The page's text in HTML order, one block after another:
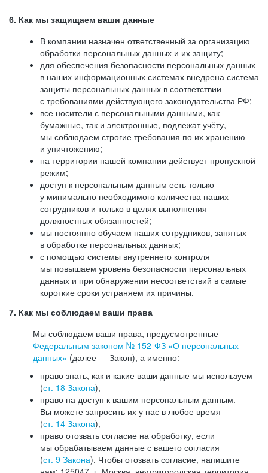
6. Как мы защищаем ваши данные
В компании назначен ответственный за организацию
обработки персональных данных и их защиту;
для обеспечения безопасности персональных данных
в наших информационных системах внедрена система
защиты персональных данных в соответствии
с требованиями действующего законодательства РФ;
все носители с персональными данными, как
бумажные, так и электронные, подлежат учёту,
мы соблюдаем строгие требования по их хранению
и уничтожению;
на территории нашей компании действует пропускной
режим;
доступ к персональным данным есть только
у минимально необходимого количества наших
сотрудников и только в целях выполнения
должностных обязанностей;
мы постоянно обучаем наших сотрудников, занятых
в обработке персональных данных;
с помощью системы внутреннего контроля
мы повышаем уровень безопасности персональных
данных и при обнаружении несоответствий в самые
короткие сроки устраняем их причины.
7. Как мы соблюдаем ваши права
Мы соблюдаем ваши права, предусмотренные
Федеральным законом № 152-ФЗ «О персональных
данных» (далее — Закон), а именно:
право знать, как и какие ваши данные мы используем
(ст. 18 Закона),
право на доступ к вашим персональным данным.
Вы можете запросить их у нас в любое время
(ст. 14 Закона),
право отозвать согласие на обработку, если
мы обрабатываем данные с вашего согласия
(ст. 9 Закона). Чтобы отозвать согласие, напишите